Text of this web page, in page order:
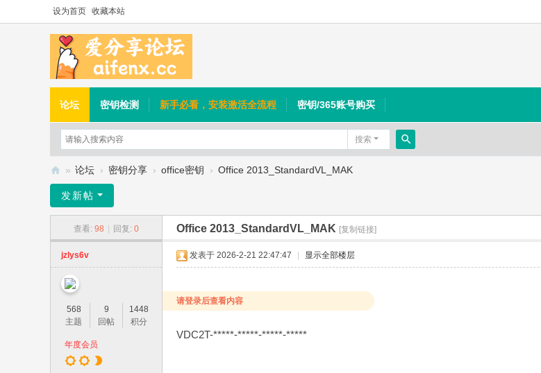
设为首页 收藏本站
论坛 密钥检测 新手必看，安装激活全流程 密钥/365账号购买
搜索
搜
分
坛
» 论坛 › 密钥分享 › office密钥 › Office 2013_StandardVL_MAK
发新帖
查看: 98 回复: 0 Office 2013_StandardVL_MAK [复制链接]
jzlys6v
568
主题
9
回帖
1448
积分
年度会员
发表于 2026-2-21 22:47:47 显示全部楼层
请登录后查看内容
VDC2T-*****-*****-*****-*****